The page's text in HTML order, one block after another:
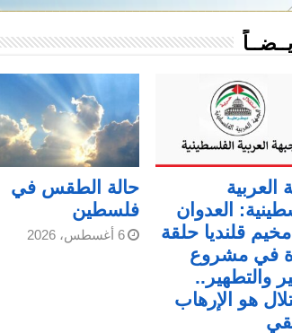
العربية
العدوان
قلنديا حلقة
في مشروع
والتطهير..
هو الإرهاب
حالة الطقس في
فلسطين
6 أغسطس، 2026